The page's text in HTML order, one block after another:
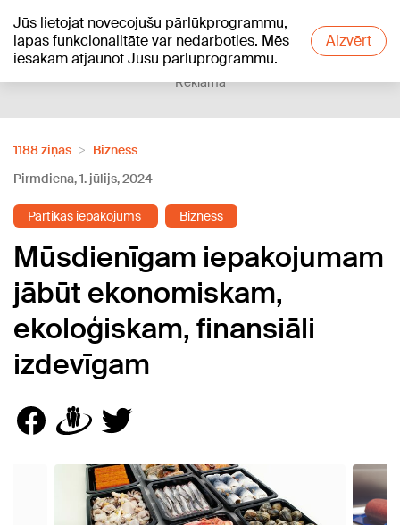
Jūs lietojat novecojušu pārlūkprogrammu,
lapas funkcionalitāte var nedarboties. Mēs
iesakām atjaunot Jūsu pārluprogrammu.
Aizvērt
+25°C
Reklāma
1188 ziņas
Bizness
Pirmdiena, 1. jūlijs, 2024
Pārtikas iepakojums Bizness
Mūsdienīgam iepakojumam
jābūt ekonomiskam,
ekoloģiskam, finansiāli
izdevīgam